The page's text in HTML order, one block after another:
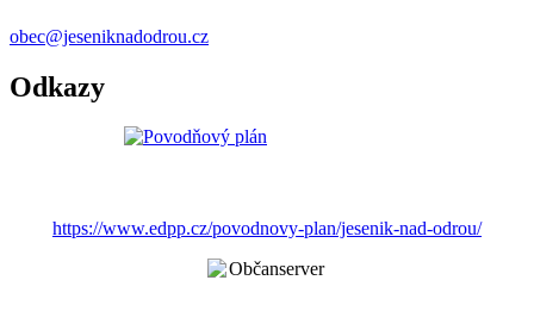
obec@jeseniknadodrou.cz
Odkazy
https://www.edpp.cz/povodnovy-plan/jesenik-nad-odrou/